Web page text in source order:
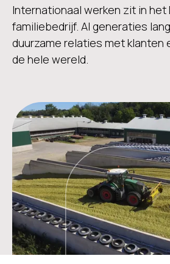
Internationaal werken zit in het
familiebedrijf. Al generaties
duurzame relaties met klanten
de hele wereld.